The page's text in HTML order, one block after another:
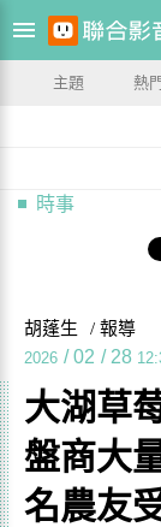
主題 熱門
時事
胡蓬生 / 報導
2026 / 02 / 28
大湖草
盤商大
名農友